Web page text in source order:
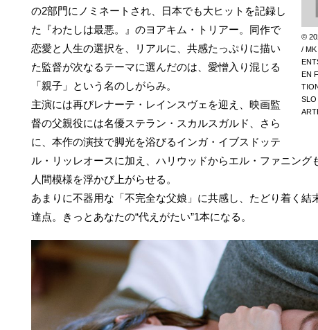
©
/
EN
SLO
の2部門にノミネートされ、日本でも大ヒットを記録し
た『わたしは最悪。』のヨアキム・トリアー。同作で
恋愛と人生の選択を、リアルに、共感たっぷりに描い
た監督が次なるテーマに選んだのは、愛憎入り混じる
「親子」という名のしがらみ。
主演には再びレナーテ・レインスヴェを迎え、映画監
督の父親役には名優ステラン・スカルスガルド、さら
に、本作の演技で脚光を浴びるインガ・イブスドッテ
ル・リッレオースに加え、ハリウッドからエル・ファニング
人間模様を浮かび上がらせる。
あまりに不器用な「不完全な父娘」に共感し、たどり着く結
達点。きっとあなたの“代えがたい”1本になる。